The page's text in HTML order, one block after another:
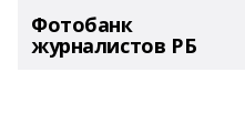
Фотобанк
журналистов РБ